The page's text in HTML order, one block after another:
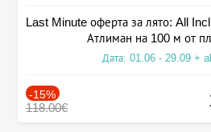
Last Minute оферта за лято: All
Атлиман на 100 м от
Дата: 01.06 - 29.09 +
-15%
118.00€